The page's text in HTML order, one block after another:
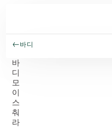
바디
바
디
모
이
스
춰
라